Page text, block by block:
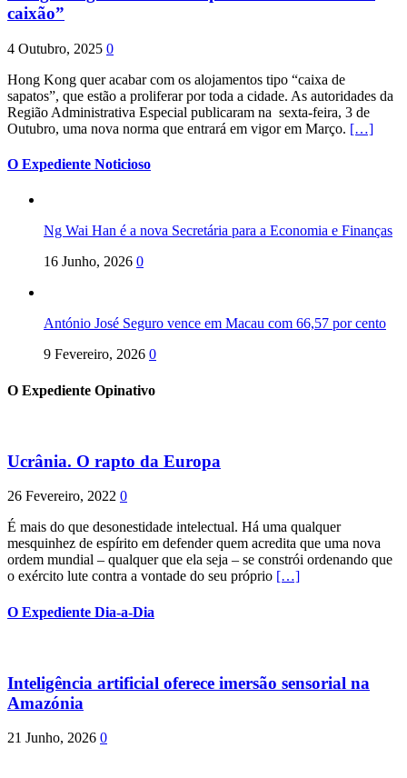
caixão”
4 Outubro, 2025 0
Hong Kong quer acabar com os alojamentos tipo “caixa de
sapatos”, que estão a proliferar por toda a cidade. As autoridades da
Região Administrativa Especial publicaram na sexta-feira, 3 de
Outubro, uma nova norma que entrará em vigor em Março. […]
O Expediente Noticioso
Ng Wai Han é a nova Secretária para a Economia e Finanças
16 Junho, 2026 0
António José Seguro vence em Macau com 66,57 por cento
9 Fevereiro, 2026 0
O Expediente Opinativo
Ucrânia. O rapto da Europa
26 Fevereiro, 2022 0
É mais do que desonestidade intelectual. Há uma qualquer
mesquinhez de espírito em defender quem acredita que uma nova
ordem mundial – qualquer que ela seja – se constrói ordenando que
o exército lute contra a vontade do seu próprio […]
O Expediente Dia-a-Dia
Inteligência artificial oferece imersão sensorial na
Amazónia
21 Junho, 2026 0